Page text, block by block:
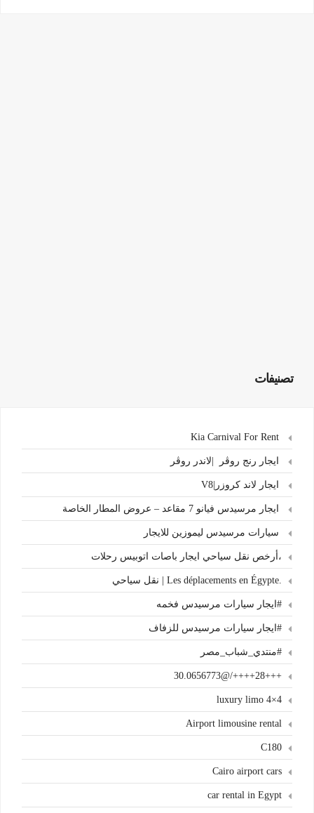
تصنيفات
ايجار رنج روڤر |لاندر روڤر
ايجار لاند كروزر|V8
ايجار مرسيدس فيانو 7 مقاعد – عروض المطار الخاصة
سيارات مرسيدس ليموزين للايجار
،أرخص نقل سياحي ايجار باصات اتوبيس رحلات
.Les déplacements en Égypte | نقل سياحي
#ايجار سيارات مرسيدس فخمه
#ايجار سيارات مرسيدس للزفاف
#منتدي_شباب_مصر
+++28++++/@30.0656773
4×4 luxury limo
Airport limousine rental
C180
Cairo airport cars
car rental in Egypt